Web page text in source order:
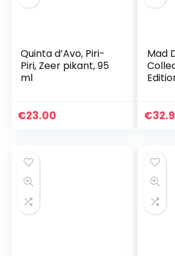
Quinta d’Avo, Piri-
Piri, Zeer pikant, 95
ml
€23.00
Mad
€